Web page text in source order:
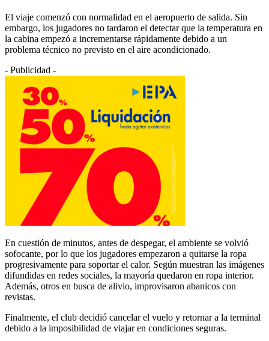
El viaje comenzó con normalidad en el aeropuerto de salida. Sin
embargo, los jugadores no tardaron el detectar que la temperatura en
la cabina empezó a incrementarse rápidamente debido a un
problema técnico no previsto en el aire acondicionado.
- Publicidad -
En cuestión de minutos, antes de despegar, el ambiente se volvió
sofocante, por lo que los jugadores empezaron a quitarse la ropa
progresivamente para soportar el calor. Según muestran las imágenes
difundidas en redes sociales, la mayoría quedaron en ropa interior.
Además, otros en busca de alivio, improvisaron abanicos con
revistas.
Finalmente, el club decidió cancelar el vuelo y retornar a la terminal
debido a la imposibilidad de viajar en condiciones seguras.